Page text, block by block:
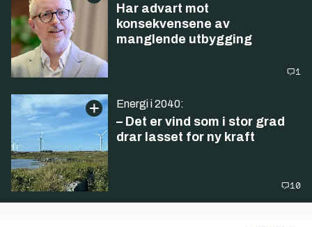
Har advart mot
konsekvensene av
manglende utbygging
1
Energi i 2040:
– Det er vind som i stor grad
drar lasset for ny kraft
10